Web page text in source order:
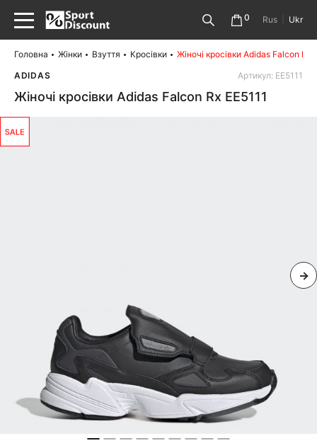
0 Rus Ukr
Головна Жінки Взуття Кросівки
Жіночі кросівки Adidas Falcon Rx
ADIDAS
Артикул: EE5111
Жіночі кросівки Adidas Falcon Rx EE5111